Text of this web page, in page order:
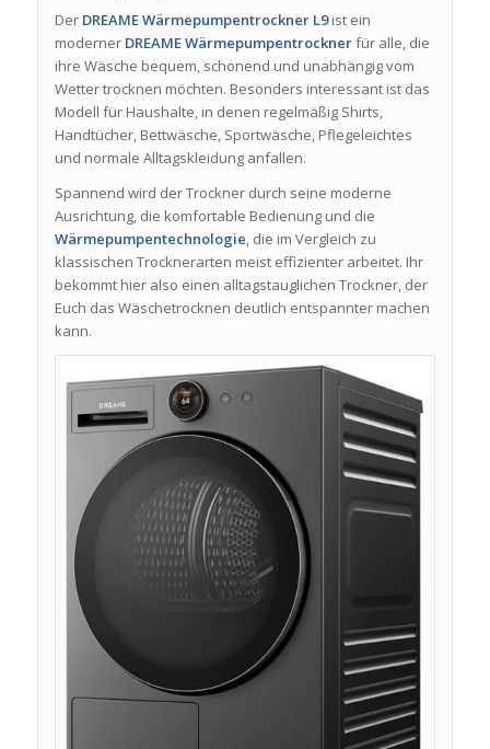
Der DREAME Wärmepumpentrockner L9ist ein
moderner DREAME Wärmepumpentrocknerfür alle, die
ihre Wäsche bequem, schonend und unabhängig vom
Wetter trocknen möchten. Besonders interessant ist das
Modell für Haushalte, in denen regelmäßig Shirts,
Handtücher, Bettwäsche, Sportwäsche, Pflegeleichtes
und normale Alltagskleidung anfallen.
Spannend wird der Trockner durch seine moderne
Ausrichtung, die komfortable Bedienung und die
Wärmepumpentechnologie, die im Vergleich zu
klassischen Trocknerarten meist effizienter arbeitet. Ihr
bekommt hier also einen alltagstauglichen Trockner, der
Euch das Wäschetrocknen deutlich entspannter machen
kann.